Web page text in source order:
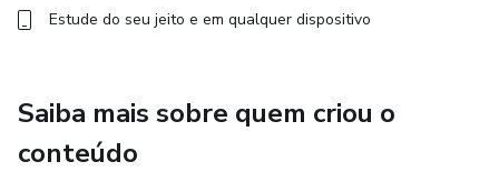
Estude do seu jeito e em qualquer dispositivo
Saiba mais sobre quem criou o
conteúdo